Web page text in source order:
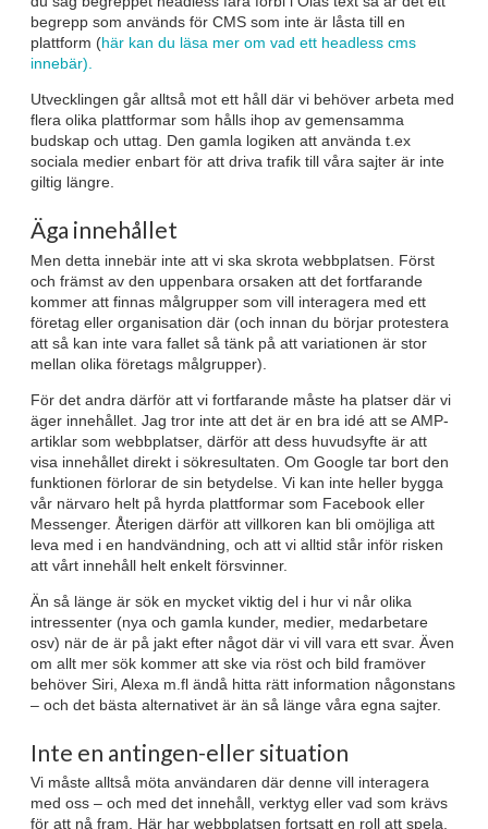
begrepp som används för CMS som inte är låsta till en
plattform (här kan du läsa mer om vad ett headless cms
innebär).
Utvecklingen går alltså mot ett håll där vi behöver arbeta med
flera olika plattformar som hålls ihop av gemensamma
budskap och uttag. Den gamla logiken att använda t.ex
sociala medier enbart för att driva trafik till våra sajter är inte
giltig längre.
Äga innehållet
Men detta innebär inte att vi ska skrota webbplatsen. Först
och främst av den uppenbara orsaken att det fortfarande
kommer att finnas målgrupper som vill interagera med ett
företag eller organisation där (och innan du börjar protestera
att så kan inte vara fallet så tänk på att variationen är stor
mellan olika företags målgrupper).
För det andra därför att vi fortfarande måste ha platser där vi
äger innehållet. Jag tror inte att det är en bra idé att se AMP-
artiklar som webbplatser, därför att dess huvudsyfte är att
visa innehållet direkt i sökresultaten. Om Google tar bort den
funktionen förlorar de sin betydelse. Vi kan inte heller bygga
vår närvaro helt på hyrda plattformar som Facebook eller
Messenger. Återigen därför att villkoren kan bli omöjliga att
leva med i en handvändning, och att vi alltid står inför risken
att vårt innehåll helt enkelt försvinner.
Än så länge är sök en mycket viktig del i hur vi når olika
intressenter (nya och gamla kunder, medier, medarbetare
osv) när de är på jakt efter något där vi vill vara ett svar. Även
om allt mer sök kommer att ske via röst och bild framöver
behöver Siri, Alexa m.fl ändå hitta rätt information någonstans
– och det bästa alternativet är än så länge våra egna sajter.
Inte en antingen-eller situation
Vi måste alltså möta användaren där denne vill interagera
med oss – och med det innehåll, verktyg eller vad som krävs
för att nå fram. Här har webbplatsen fortsatt en roll att spela,